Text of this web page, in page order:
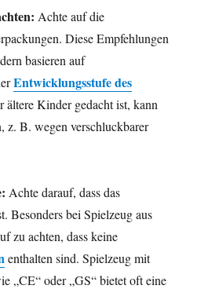
Achte auf die
Diese Empfehlungen
basieren auf
Entwicklungsstufe des
ältere Kinder gedacht ist, kann
z. B. wegen verschluckbarer
Achte darauf, dass das
Besonders bei Spielzeug aus
zu achten, dass keine
enthalten sind. Spielzeug mit
„CE“ oder „GS“ bietet oft eine